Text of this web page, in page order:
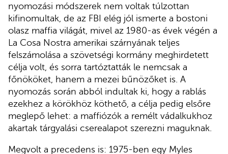
nyomozási módszerek nem voltak túlzottan
kifinomultak, de az FBI elég jól ismerte a bostoni
olasz maffia világát, mivel az 1980-as évek végén a
La Cosa Nostra amerikai szárnyának teljes
felszámolása a szövetségi kormány meghirdetett
célja volt, és sorra tartóztatták le nemcsak a
főnököket, hanem a mezei bűnözőket is. A
nyomozás során abból indultak ki, hogy a rablás
ezekhez a körökhöz köthető, a célja pedig elsőre
meglepő lehet: a maffiózók a remélt vádalkukhoz
akartak tárgyalási cserealapot szerezni maguknak.
Megvolt a precedens is: 1975-ben egy Myles